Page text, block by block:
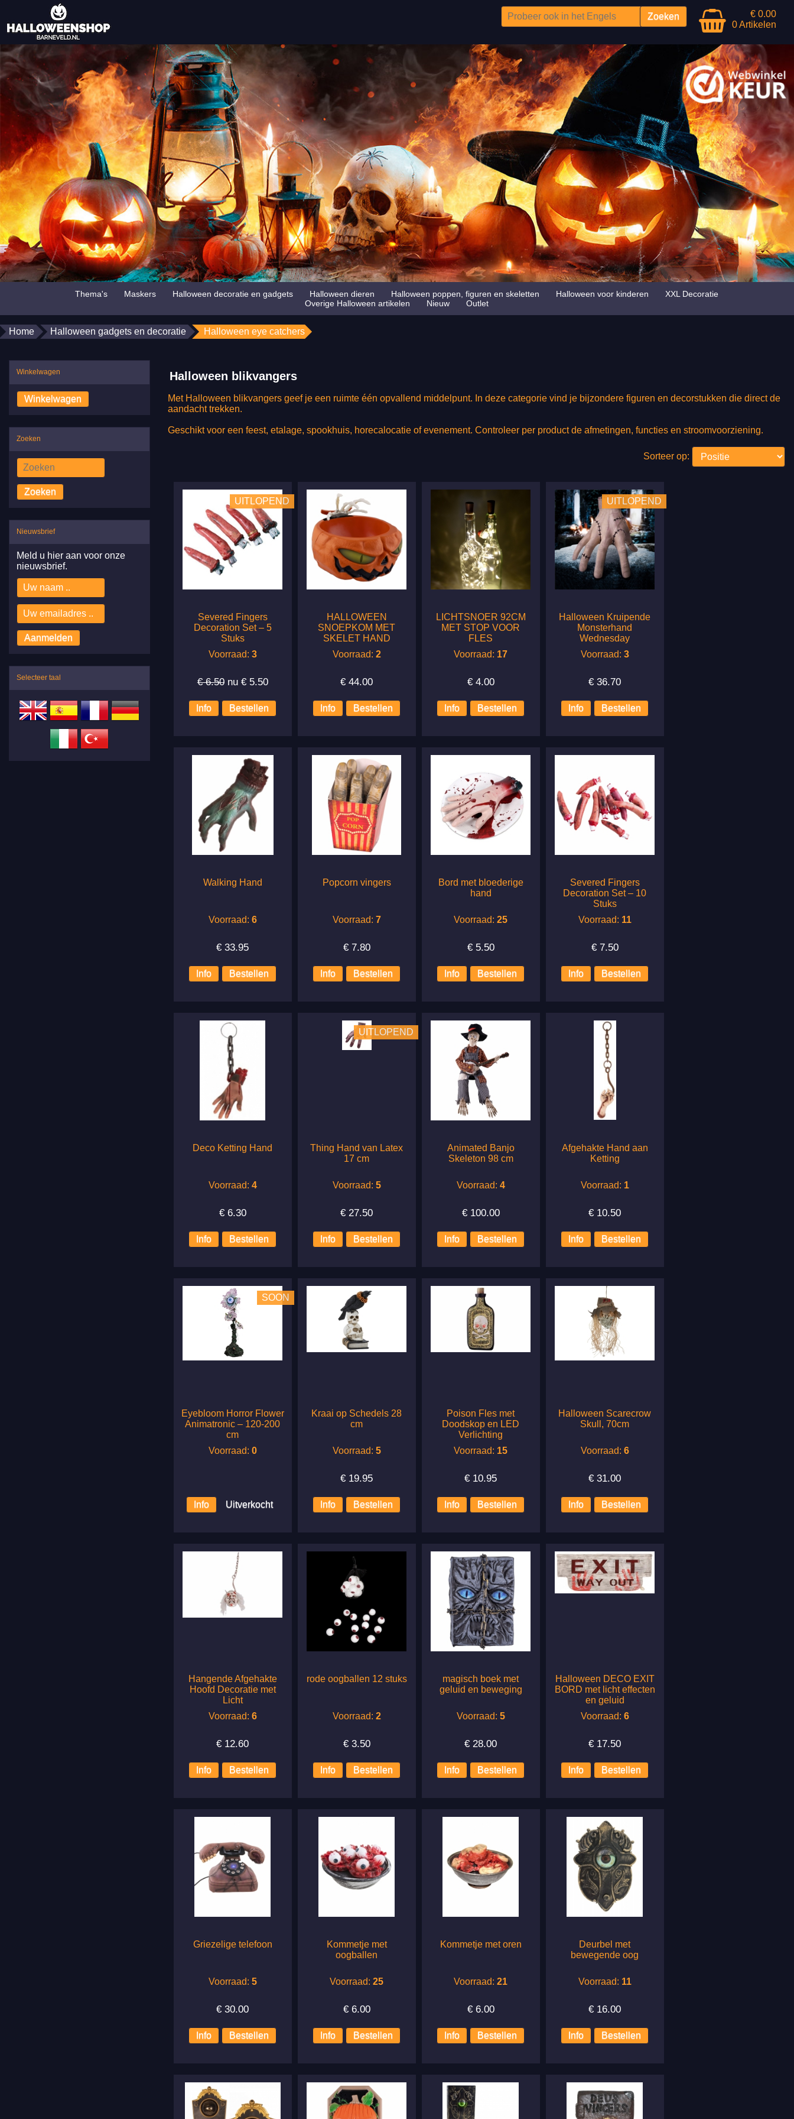
€ 0.00
0 Artikelen
Thema's Maskers Halloween decoratie en gadgets Halloween dieren Halloween poppen, figuren en skeletten Halloween voor kinderen
XXL Decoratie
Overige Halloween artikelen
Nieuw Outlet
Home Halloween gadgets en decoratie Halloween eye catchers
Winkelwagen
Zoeken
Zoeken
Nieuwsbrief
Meld u hier aan voor onze
nieuwsbrief.
Selecteer taal
Halloween blikvangers
Met Halloween blikvangers geef je een ruimte één opvallend middelpunt. In deze categorie vind je bijzondere figuren en decorstukken die direct de
aandacht trekken.
Geschikt voor een feest, etalage, spookhuis, horecalocatie of evenement. Controleer per product de afmetingen, functies en stroomvoorziening.
Sorteer op:
UITLOPEND
Severed Fingers
Decoration Set – 5
Stuks
Voorraad: 3
€ 6.50nu € 5.50
HALLOWEEN
SNOEPKOM MET
SKELET HAND
Voorraad: 2
€44.00
LICHTSNOER 92CM
MET STOP VOOR
FLES
Voorraad: 17
€ 4.00
UITLOPEND
Halloween Kruipende
Monsterhand
Wednesday
Voorraad: 3
€36.70
Walking Hand
Voorraad: 6
€33.95
Popcorn vingers
Voorraad: 7
€ 7.80
Bord met bloederige
hand
Voorraad:25
€ 5.50
Severed Fingers
Decoration Set – 10
Stuks
Voorraad: 11
€ 7.50
Deco Ketting Hand
Voorraad: 4
€ 6.30
UITLOPEND
Thing Hand van Latex
17 cm
Voorraad: 5
€ 27.50
Animated Banjo
Skeleton 98 cm
Voorraad: 4
€ 100.00
Afgehakte Hand aan
Ketting
Voorraad: 1
€ 10.50
SOON
Eyebloom Horror Flower
Animatronic – 120-200
cm
Voorraad: 0
Kraai op Schedels 28
cm
Voorraad: 5
€ 19.95
Poison Fles met
Doodskop en LED
Verlichting
Voorraad: 15
€ 10.95
Halloween Scarecrow
Skull, 70cm
Voorraad: 6
€31.00
Hangende Afgehakte
Hoofd Decoratie met
Licht
Voorraad: 6
€ 12.60
rode oogballen 12 stuks
Voorraad: 2
€ 3.50
magisch boek met
geluid en beweging
Voorraad: 5
€ 28.00
Halloween DECO EXIT
BORD met licht effecten
en geluid
Voorraad: 6
€ 17.50
Griezelige telefoon
Voorraad: 5
€30.00
Kommetje met
oogballen
Voorraad:25
€ 6.00
Kommetje met oren
Voorraad:21
€ 6.00
Deurbel met
bewegende oog
Voorraad: 11
€ 16.00